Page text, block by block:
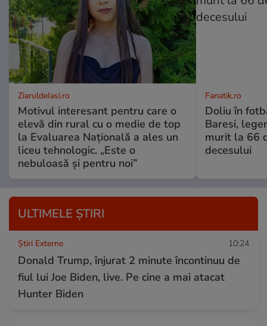
ZiaruldeIasi.ro
Motivul interesant pentru care o
elevă din rural cu o medie de top
la Evaluarea Națională a ales un
liceu tehnologic. „Este o
nebuloasă și pentru noi”
Fanatik.ro
Doliu în
Baresi,
murit la 66
decesului
ULTIMELE ȘTIRI
Știri Externe 10:24
Donald Trump, înjurat 2 minute încontinuu de
fiul lui Joe Biden, live. Pe cine a mai atacat
Hunter Biden